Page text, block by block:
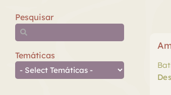
Pesquisar
Temáticas